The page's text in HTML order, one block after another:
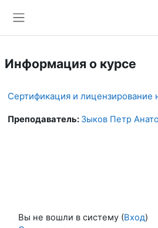
Информация о курсе
Сертификация и лицензирование
Преподаватель: Зыков Петр
Вы не вошли в систему (Вход)